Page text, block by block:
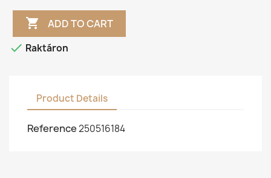
 ADD TO CART
 Raktáron
Product Details
Reference250516184